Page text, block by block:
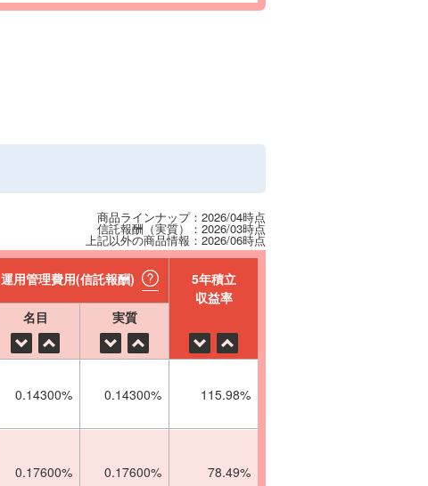
商品ラインナップ：2026/04時点
信託報酬（実質）：2026/03時点
上記以外の商品情報：2026/06時点
運用管理費用(信託報酬)
5年積立
収益率
名目
実質
0.14300%
0.14300% 115.98%
0.17600% 0.17600% 78.49%